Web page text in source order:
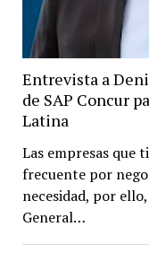
Entrevista a
de SAP Concur
Latina
Las empresas que
frecuente por
necesidad, por
General…